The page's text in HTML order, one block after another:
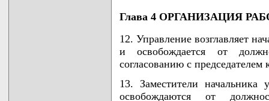
Глава 4 ОРГАНИЗАЦИЯ
12. Управление возглавляет
и освобождается от
согласованию с председателем
13. Заместители начальника
освобождаются от